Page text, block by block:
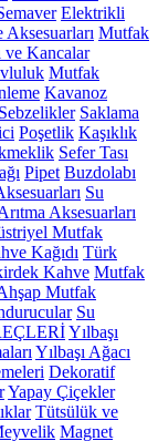
Elektrikli
Mutfak
ve Kancalar
Mutfak
Kavanoz
Sebzelikler Saklama
Poşetlik Kaşıklık
Sefer Tası
Pipet Buzdolabı
Su
Aksesuarları
Mutfak
Kağıdı Türk
Kahve Mutfak
Mutfak
Su
Yılbaşı
Yılbaşı Ağacı
Dekoratif
Yapay Çiçekler
Tütsülük ve
Magnet